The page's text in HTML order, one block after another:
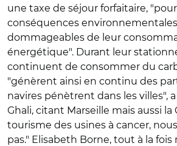
une taxe de séjour forfaitaire,
conséquences
dommageables de leur
énergétique". Durant leur
continuent de consommer du
"génèrent ainsi en continu des
navires pénètrent dans les villes",
Ghali, citant Marseille mais aussi la
tourisme des usines à cancer,
pas." Elisabeth Borne, tout à la